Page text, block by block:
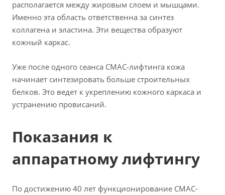
располагается между жировым слоем и мышцами.
Именно эта область ответственна за синтез
коллагена и эластина. Эти вещества образуют
кожный каркас.
Уже после одного сеанса СМАС-лифтинга кожа
начинает синтезировать больше строительных
белков. Это ведет к укреплению кожного каркаса и
устранению провисаний.
Показания к
аппаратному лифтингу
По достижению 40 лет функционирование СМАС-